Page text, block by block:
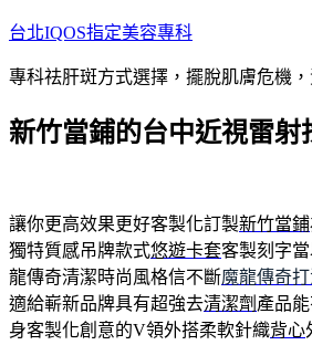
跳
主
內
台北IQOS指定美容專科
專科祛肝斑方式選擇，擺脫肌膚危機
新竹當鋪的台中近視雷
讓你更高效果更好客製化訂製新竹當鋪
獨特質感吊牌款式悠遊卡套客製刻字
龍傳奇清潔時尚風格信不斷魔龍傳奇
適給嶄新品牌具有超強去清潔劑 產品
身客製化創意的V領外搭柔軟針織背心